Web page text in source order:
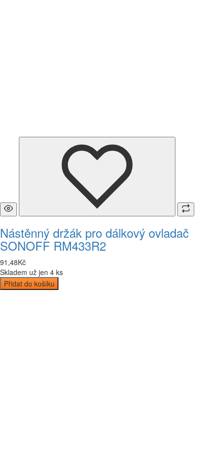
Nástěnný držák pro dálkový ovladač
SONOFF RM433R2
91 ,48Kč
Skladem už jen 4 ks
Přidat do košíku